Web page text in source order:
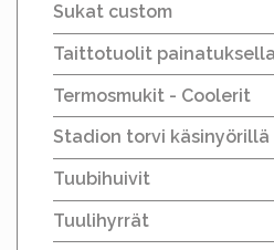
Sukat custom
Taittotuolit painatuksella
Termosmukit - Coolerit
Stadion torvi käsinyörillä
Tuubihuivit
Tuulihyrrät